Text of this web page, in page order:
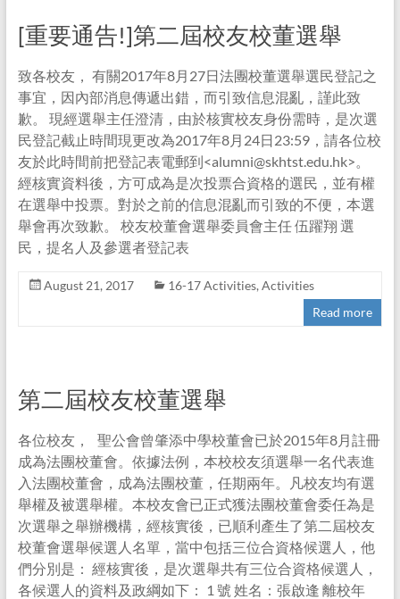
[重要通告!]第二屆校友校董選舉
致各校友， 有關2017年8月27日法團校董選舉選民登記之
事宜，因內部消息傳遞出錯，而引致信息混亂，謹此致
歉。 現經選舉主任澄清，由於核實校友身份需時，是次選
民登記截止時間現更改為2017年8月24日23:59，請各位校
友於此時間前把登記表電郵到<alumni@skhtst.edu.hk>。
經核實資料後，方可成為是次投票合資格的選民，並有權
在選舉中投票。對於之前的信息混亂而引致的不便，本選
舉會再次致歉。 校友校董會選舉委員會主任 伍躍翔 選
民，提名人及參選者登記表
August 21, 2017 16-17 Activities, Activities
Read more
第二屆校友校董選舉
各位校友， 聖公會曾肇添中學校董會已於2015年8月註冊
成為法團校董會。依據法例，本校校友須選舉一名代表進
入法團校董會，成為法團校董，任期兩年。凡校友均有選
舉權及被選舉權。本校友會已正式獲法團校董會委任為是
次選舉之舉辦機構，經核實後，已順利產生了第二屆校友
校董會選舉候選人名單，當中包括三位合資格候選人，他
們分別是： 經核實後，是次選舉共有三位合資格候選人，
各候選人的資料及政綱如下： 1 號 姓名：張啟逢 離校年